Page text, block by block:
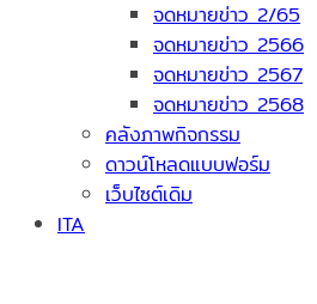
จดหมายข่าว 2/65
จดหมายข่าว 2566
จดหมายข่าว 2567
จดหมายข่าว 2568
คลังภาพกิจกรรม
ดาวน์โหลดแบบฟอร์ม
เว็บไซต์เดิม
ITA